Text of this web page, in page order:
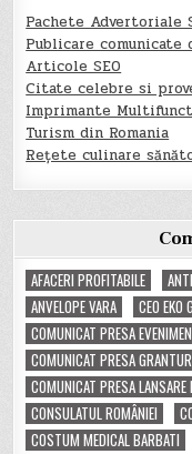
Pachete Advertoriale
Publicare comunicate
Articole SEO
Citate celebre si
Imprimante
Turism din Romania
Rețete culinare
AFACERI PROFITABILE
ANVELOPE VARA
CEO EKO
COMUNICAT PRESA
COMUNICAT PRESA
COMUNICAT PRESA LANSARE
CONSULATUL ROMÂNIEI
COSTUM MEDICAL BARBATI